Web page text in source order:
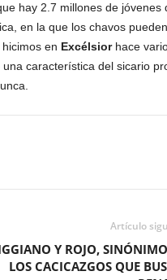
hay 2.7 millones de jóvenes
en la que los chavos
en Excélsiorhace
característica del sicario
Artículo
Y ROJO,
LOS CACICAZGOS QUE